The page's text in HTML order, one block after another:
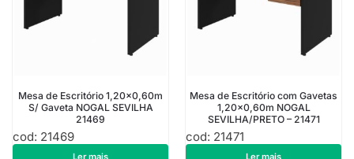
Mesa de Escritório 1,20×0,60m
S/ Gaveta NOGAL SEVILHA
21469
cod: 21469
Ler mais
Mesa de Escritório com Gavetas
1,20×0,60m NOGAL
SEVILHA/PRETO – 21471
cod: 21471
Ler mais